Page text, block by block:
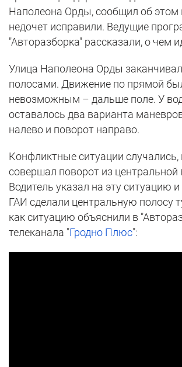
Наполеона Орды, сообщил об этом
недочет исправили. Ведущие
"Авторазборка" рассказали, о чем
Улица Наполеона Орды
полосами. Движение по прямой
невозможным – дальше поле. У
оставалось два варианта
налево и поворот направо.
Конфликтные ситуации случались,
совершал поворот из центральной
Водитель указал на эту ситуацию
ГАИ сделали центральную полосу
как ситуацию объяснили в
телеканала "Гродно Плюс":